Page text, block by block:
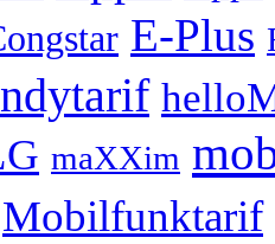
E-Plus
maXXim
Mobilfunktarif